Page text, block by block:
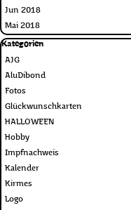
Jun 2018
Mai 2018
Block überspringen Kategorien
Kategorien
AJG
AluDibond
Fotos
Glückwunschkarten
HALLOWEEN
Hobby
Impfnachweis
Kalender
Kirmes
Logo